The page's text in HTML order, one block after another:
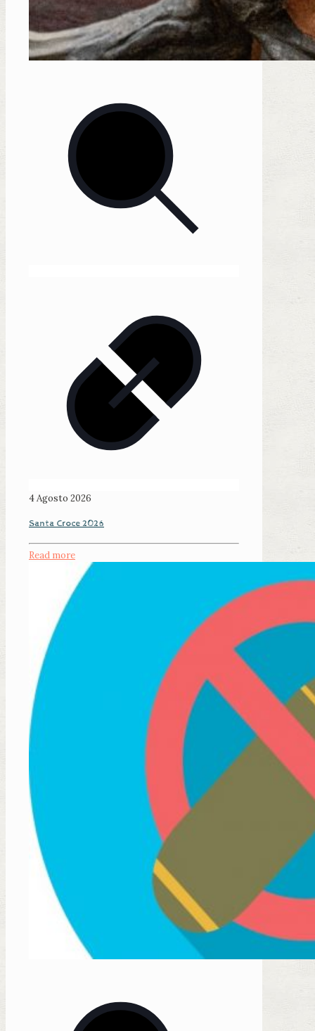
4 Agosto 2026
Santa Croce 2026
Read more